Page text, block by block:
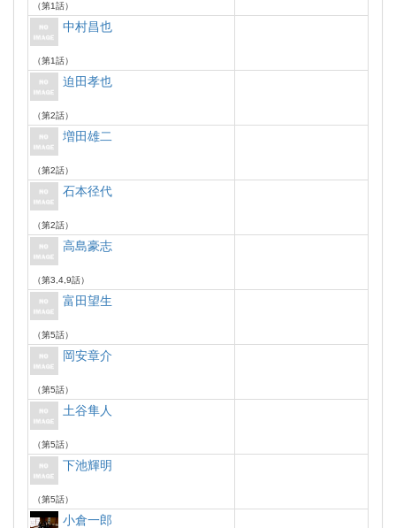
（第1話）
中村昌也
（第1話）
迫田孝也
（第2話）
増田雄二
（第2話）
石本径代
（第2話）
高島豪志
（第3,4,9話）
富田望生
（第5話）
岡安章介
（第5話）
土谷隼人
（第5話）
下池輝明
（第5話）
小倉一郎